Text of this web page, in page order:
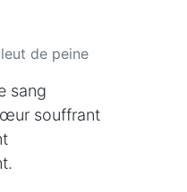
de peine
sang
souffrant